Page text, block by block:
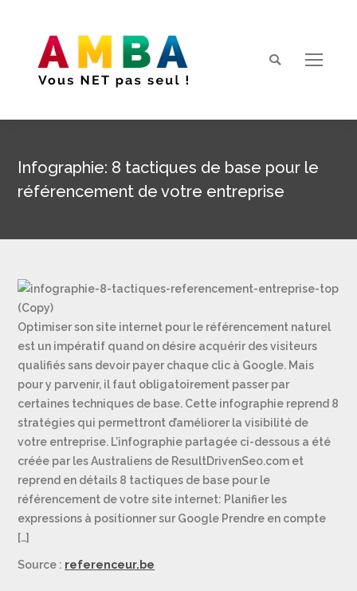
Search:
Infographie: 8 tactiques de base pour le
référencement de votre entreprise
Optimiser son site internet pour le référencement naturel
est un impératif quand on désire acquérir des visiteurs
qualifiés sans devoir payer chaque clic à Google. Mais
pour y parvenir, il faut obligatoirement passer par
certaines techniques de base. Cette infographie reprend 8
stratégies qui permettront d’améliorer la visibilité de
votre entreprise. L’infographie partagée ci-dessous a été
créée par les Australiens de ResultDrivenSeo.com et
reprend en détails 8 tactiques de base pour le
référencement de votre site internet: Planifier les
expressions à positionner sur Google Prendre en compte
[…]
Source : referenceur.be